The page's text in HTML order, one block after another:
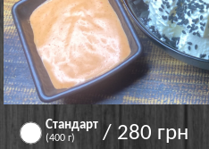
Стандарт
(400 г) / 280 грн